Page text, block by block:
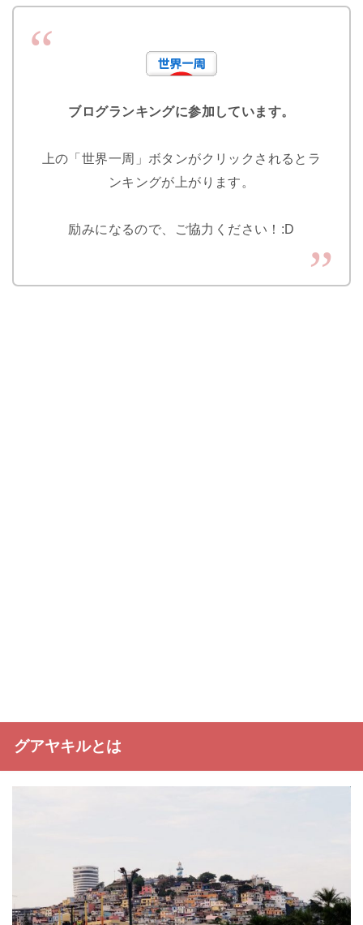
ブログランキングに参加しています。
上の「世界一周」ボタンがクリックされるとラ
ンキングが上がります。
励みになるので、ご協力ください！:D
グアヤキルとは